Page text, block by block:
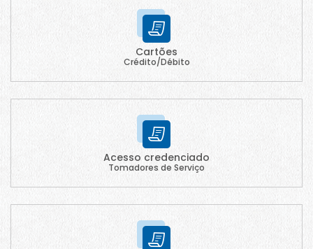
Cartões
Crédito/Débito
Acesso credenciado
Tomadores de Serviço